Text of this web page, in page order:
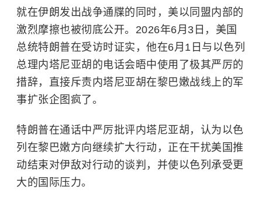
就在伊朗发出战争通牒的同时，美以同盟内部的
激烈摩擦也被彻底公开。2026年6月3日，美国
总统特朗普在受访时证实，他在6月1日与以色列
总理内塔尼亚胡的电话会晤中使用了极其严厉的
措辞，直接斥责内塔尼亚胡在黎巴嫩战线上的军
事扩张企图疯了。
特朗普在通话中严厉批评内塔尼亚胡，认为以色
列在黎巴嫩方向继续扩大行动，正在干扰美国推
动结束对伊敌对行动的谈判，并使以色列承受更
大的国际压力。